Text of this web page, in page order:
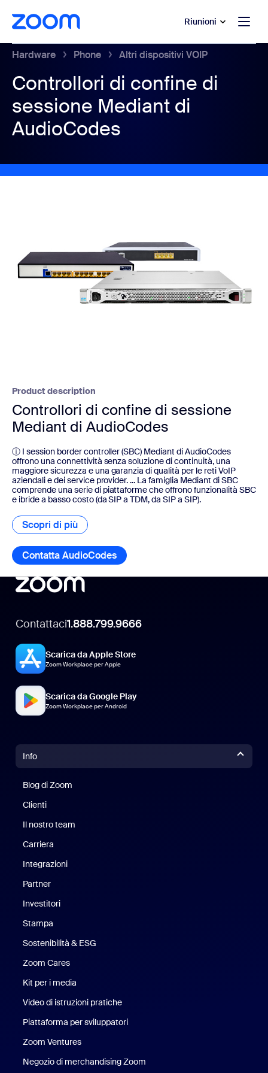
principale
di assistenza Riunioni
Hardware Phone Altri dispositivi VOIP
Controllori di confine di
sessione Mediant di
AudioCodes
Product description
Controllori di confine di sessione
Mediant di AudioCodes
ⓘ I session border controller (SBC) Mediant di AudioCodes
offrono una connettività senza soluzione di continuità, una
maggiore sicurezza e una garanzia di qualità per le reti VoIP
aziendali e dei service provider. ... La famiglia Mediant di SBC
comprende una serie di piattaforme che offrono funzionalità SBC
e ibride a basso costo (da SIP a TDM, da SIP a SIP).
Scopri di più Scopri di più
Contatta AudioCodes Contatta AudioCodes
Contattaci1.888.799.9666
Scarica da Apple Store
Zoom Workplace per Apple
Scarica da Google Play
Zoom Workplace per Android
Info
Blog di Zoom
Clienti
Il nostro team
Carriera
Integrazioni
Partner
Investitori
Stampa
Sostenibilità & ESG
Zoom Cares
Kit per i media
Video di istruzioni pratiche
Piattaforma per sviluppatori
Zoom Ventures
Negozio di merchandising Zoom